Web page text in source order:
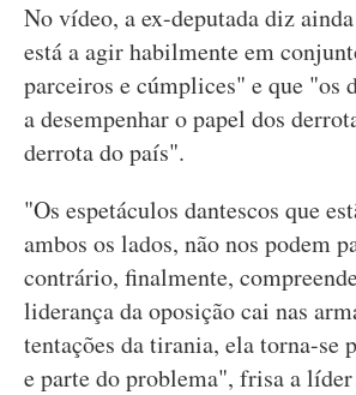
No vídeo, a ex-deputada diz
está a agir habilmente em
parceiros e cúmplices" e que "os
a desempenhar o papel dos
derrota do país".
"Os espetáculos dantescos que
ambos os lados, não nos podem
contrário, finalmente,
liderança da oposição cai nas
tentações da tirania, ela torna-se
e parte do problema", frisa a